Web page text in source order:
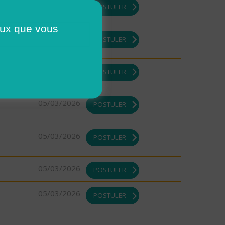
POSTULER
POSTULER
POSTULER
05/03/2026 POSTULER
05/03/2026 POSTULER
05/03/2026 POSTULER
05/03/2026 POSTULER
que vous